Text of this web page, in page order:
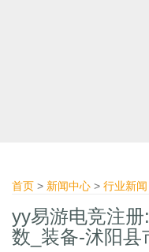
首页 > 新闻中心 > 行业新闻
yy易游电竞注
数_装备-沭阳县